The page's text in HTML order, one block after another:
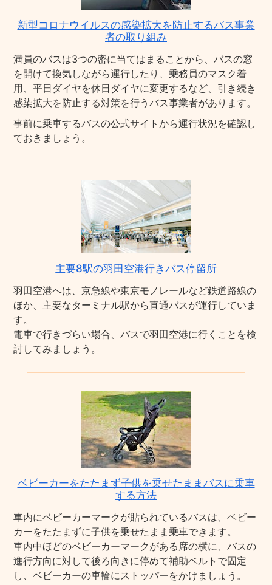
新型コロナウイルスの感染拡大を防止するバス事業
者の取り組み
満員のバスは3つの密に当てはまることから、バスの窓
を開けて換気しながら運行したり、乗務員のマスク着
用、平日ダイヤを休日ダイヤに変更するなど、引き続き
感染拡大を防止する対策を行うバス事業者があります。
事前に乗車するバスの公式サイトから運行状況を確認し
ておきましょう。
主要8駅の羽田空港行きバス停留所
羽田空港へは、京急線や東京モノレールなど鉄道路線の
ほか、主要なターミナル駅から直通バスが運行していま
す。
電車で行きづらい場合、バスで羽田空港に行くことを検
討してみましょう。
ベビーカーをたたまず子供を乗せたままバスに乗車
する方法
車内にベビーカーマークが貼られているバスは、ベビー
カーをたたまずに子供を乗せたまま乗車できます。
車内中ほどのベビーカーマークがある席の横に、バスの
進行方向に対して後ろ向きに停めて補助ベルトで固定
し、ベビーカーの車輪にストッパーをかけましょう。